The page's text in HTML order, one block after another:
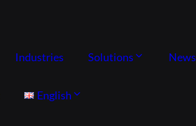
Industries Solutions News
English